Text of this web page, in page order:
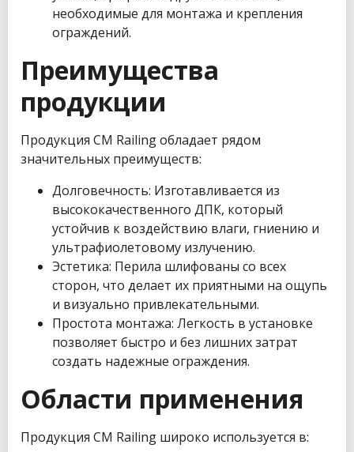
необходимые для монтажа и крепления
ограждений.
Преимущества
продукции
Продукция CM Railing обладает рядом
значительных преимуществ:
Долговечность: Изготавливается из
высококачественного ДПК, который
устойчив к воздействию влаги, гниению и
ультрафиолетовому излучению.
Эстетика: Перила шлифованы со всех
сторон, что делает их приятными на ощупь
и визуально привлекательными.
Простота монтажа: Легкость в установке
позволяет быстро и без лишних затрат
создать надежные ограждения.
Области применения
Продукция CM Railing широко используется в: